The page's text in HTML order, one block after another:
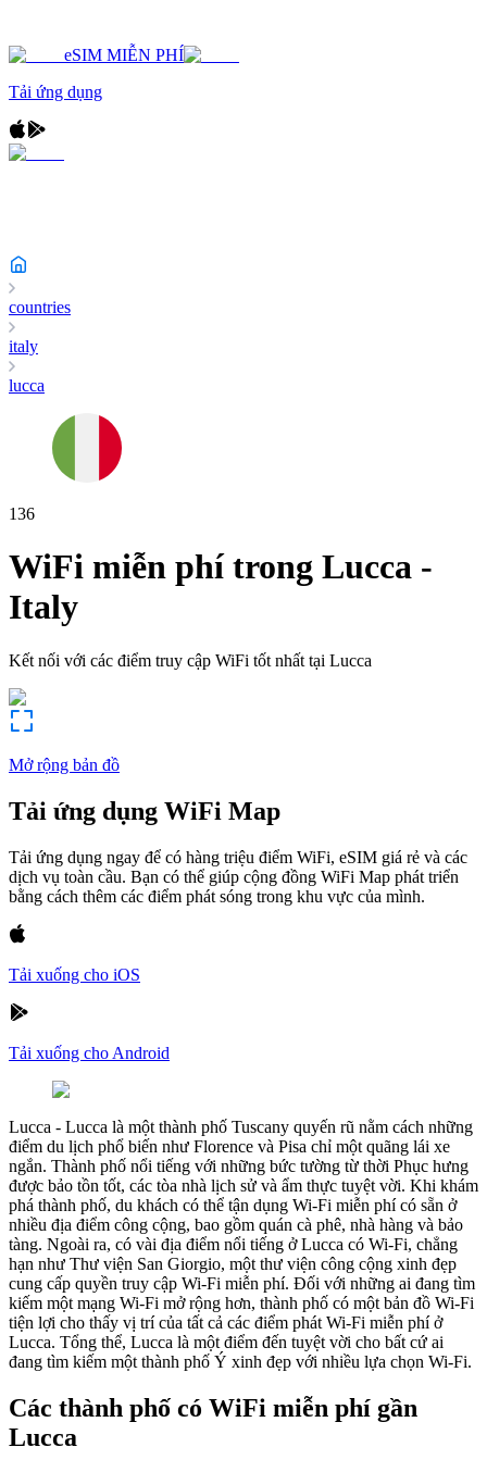
eSIM MIỄN PHÍ
Tải ứng dụng
countries
italy
lucca
136
WiFi miễn phí trong Lucca -
Italy
Kết nối với các điểm truy cập WiFi tốt nhất tại Lucca
Mở rộng bản đồ
Tải ứng dụng WiFi Map
Tải ứng dụng ngay để có hàng triệu điểm WiFi, eSIM giá rẻ và các
dịch vụ toàn cầu. Bạn có thể giúp cộng đồng WiFi Map phát triển
bằng cách thêm các điểm phát sóng trong khu vực của mình.
Tải xuống cho iOS
Tải xuống cho Android
Lucca - Lucca là một thành phố Tuscany quyến rũ nằm cách những
điểm du lịch phổ biến như Florence và Pisa chỉ một quãng lái xe
ngắn. Thành phố nổi tiếng với những bức tường từ thời Phục hưng
được bảo tồn tốt, các tòa nhà lịch sử và ẩm thực tuyệt vời. Khi khám
phá thành phố, du khách có thể tận dụng Wi-Fi miễn phí có sẵn ở
nhiều địa điểm công cộng, bao gồm quán cà phê, nhà hàng và bảo
tàng. Ngoài ra, có vài địa điểm nổi tiếng ở Lucca có Wi-Fi, chẳng
hạn như Thư viện San Giorgio, một thư viện công cộng xinh đẹp
cung cấp quyền truy cập Wi-Fi miễn phí. Đối với những ai đang tìm
kiếm một mạng Wi-Fi mở rộng hơn, thành phố có một bản đồ Wi-Fi
tiện lợi cho thấy vị trí của tất cả các điểm phát Wi-Fi miễn phí ở
Lucca. Tổng thể, Lucca là một điểm đến tuyệt vời cho bất cứ ai
đang tìm kiếm một thành phố Ý xinh đẹp với nhiều lựa chọn Wi-Fi.
Các thành phố có WiFi miễn phí gần
Lucca